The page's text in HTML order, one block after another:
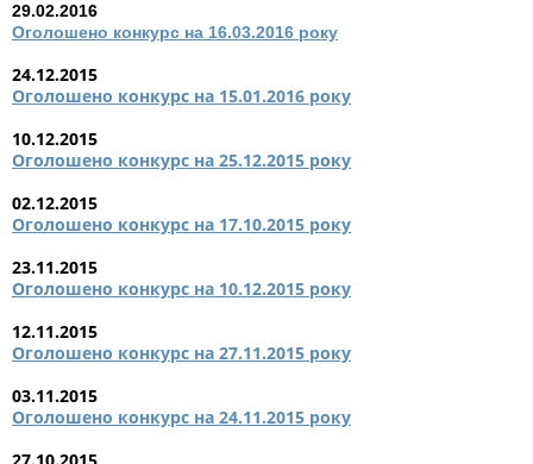
29.02.2016
Оголошено конкурс на 16.03.2016 року
24.12.2015
Оголошено конкурс на 15.01.2016 року
10.12.2015
Оголошено конкурс на 25.12.2015 року
02.12.2015
Оголошено конкурс на 17.10.2015 року
23.11.2015
Оголошено конкурс на 10.12.2015 року
12.11.2015
Оголошено конкурс на 27.11.2015 року
03.11.2015
Оголошено конкурс на 24.11.2015 року